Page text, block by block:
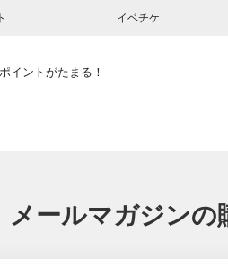
イベチケ
イントがたまる！
メールマガジンの